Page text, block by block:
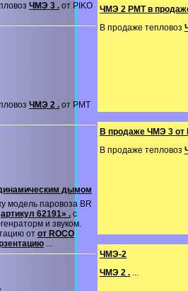
ЧМЭ 3 . от PIKO
ЧМЭ 2 . от PMT
дымом
модель паровоза BR
артикул 62191» . с
и звуком.
от от ROCO
...
ЧМЭ 2 PMT в
В продаже тепловоз
В продаже ЧМЭ 3 от
В продаже тепловоз
ЧМЭ-2
ЧМЭ 2 . ...